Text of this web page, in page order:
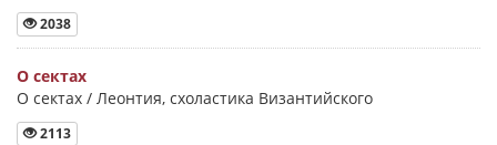
2038
О сектах
О сектах / Леонтия, схоластика Византийского
2113